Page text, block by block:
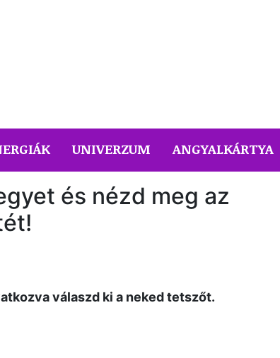
UNIVERZUM ANGYALKÁRTYA
és nézd meg az
válaszd ki a neked tetszőt.